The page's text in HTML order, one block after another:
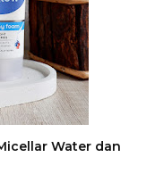
Water dan